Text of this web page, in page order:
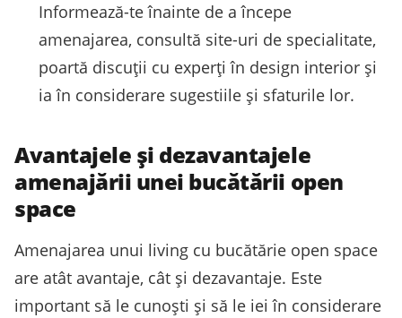
Informează-te înainte de a începe
amenajarea, consultă site-uri de specialitate,
poartă discuții cu experți în design interior și
ia în considerare sugestiile și sfaturile lor.
Avantajele și dezavantajele
amenajării unei bucătării open
space
Amenajarea unui living cu bucătărie open space
are atât avantaje, cât și dezavantaje. Este
important să le cunoști și să le iei în considerare